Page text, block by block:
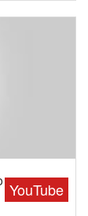
YouTube